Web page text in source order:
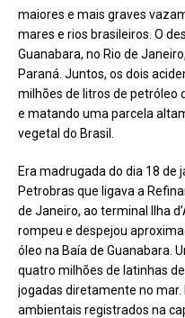
maiores e mais graves
mares e rios brasileiros. O
Guanabara, no Rio de
Paraná. Juntos, os dois
milhões de litros de petróleo
e matando uma parcela
vegetal do Brasil.
Era madrugada do dia 18 de
Petrobras que ligava a
de Janeiro, ao terminal Ilha
rompeu e despejou
óleo na Baía de Guanabara.
quatro milhões de latinhas
jogadas diretamente no
ambientais registrados na